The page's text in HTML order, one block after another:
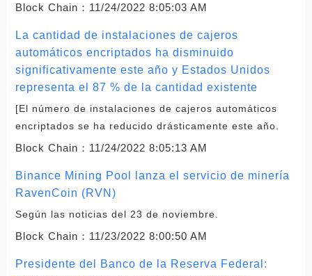
Block Chain： 11/24/2022 8:05:03 AM
La cantidad de instalaciones de cajeros
automáticos encriptados ha disminuido
significativamente este año y Estados Unidos
representa el 87 % de la cantidad existente
[El número de instalaciones de cajeros automáticos
encriptados se ha reducido drásticamente este año.
Block Chain： 11/24/2022 8:05:13 AM
Binance Mining Pool lanza el servicio de minería
RavenCoin (RVN)
Según las noticias del 23 de noviembre.
Block Chain： 11/23/2022 8:00:50 AM
Presidente del Banco de la Reserva Federal: